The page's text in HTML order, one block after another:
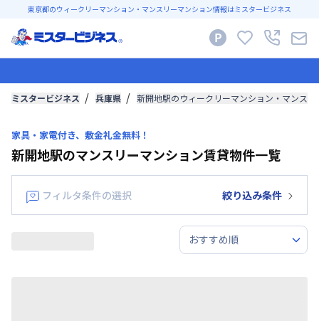
東京都のウィークリーマンション・マンスリーマンション情報はミスタービジネス
ミスタービジネス 兵庫県 新開地駅のウィークリーマンション・マンス
家具・家電付き、敷金礼金無料！
新開地駅のマンスリーマンション賃貸物件一覧
フィルタ条件の選択 絞り込み条件